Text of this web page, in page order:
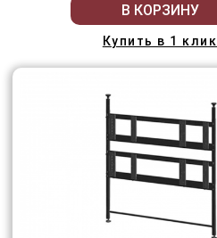
В КОРЗИНУ
Купить в 1 клик